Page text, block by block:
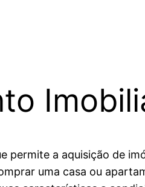
permite a aquisição de
uma casa ou